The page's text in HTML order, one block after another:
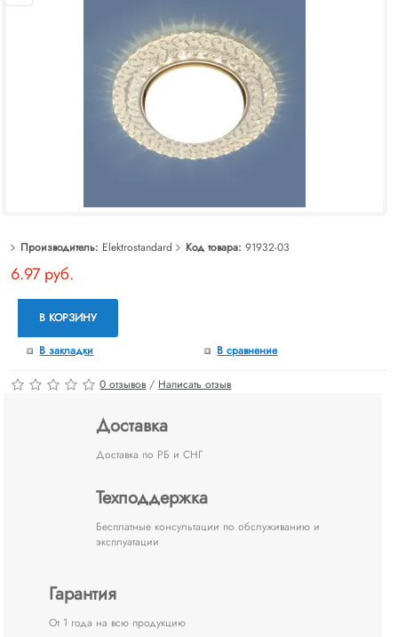
Производитель: Elektrostandard Код товара: 91932-03
6.97 руб.
В КОРЗИНУ
В закладки В сравнение
0 отзывов / Написать отзыв
Доставка
Доставка по РБ и СНГ
Техподдержка
Бесплатные консультации по обслуживанию и
эксплуатации
Гарантия
От 1 года на всю продукцию